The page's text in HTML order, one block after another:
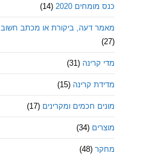
כנס מומחים 2020 (14)
מאמר דעה, ביקורת או מכתב חשוב
(27)
מדי קרינה (31)
מדידת קרינה (15)
מונים חכמים ומקרינים (17)
מוצרים (34)
מחקר (48)